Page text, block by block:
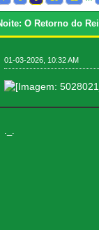
O Retorno do Rei
01-03-2026, 10:32 AM
._.